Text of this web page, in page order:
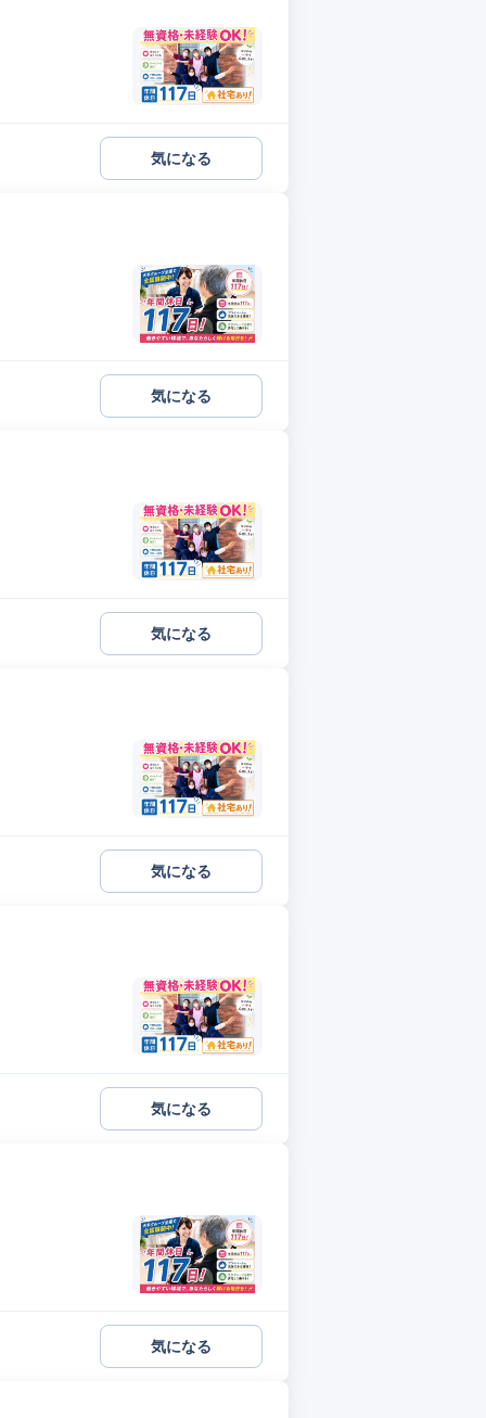
気になる
気になる
気になる
気になる
気になる
気になる